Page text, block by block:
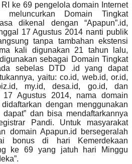
ke 69 pengelola domain Internet
meluncurkan Domain Tingkat
dikenal dengan “Apapun”.id,
17 Agustus 2014 nanti publik
tanpa tambahan ekstensi
kali digunakan 21 tahun lalu,
sebagai Domain Tingkat
sebelas DTD .id yang dapat
yaitu: co.id, web.id, or.id,
my.id, desa.id, go.id, dan
Agustus 2014, nama domain
dengan menggunakan
dan bisa mendaftarkannya
Pandi. Untuk masyarakat
domain Apapun.id bersegeralah
bonus di hari Kemerdekaan
ke 69 yang jatuh hari Minggu